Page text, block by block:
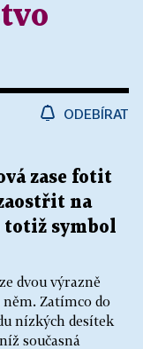
ODEBÍRAT
zase fotit
na
totiž symbol
dvou výrazně
Zatímco do
nízkých desítek
současná